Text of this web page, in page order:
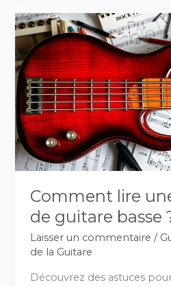
Comment lire
de guitare basse
Laisser un commentaire /
de la Guitare
Découvrez des astuces
Comment
lire
une
tablature
de
guitare
basse
?